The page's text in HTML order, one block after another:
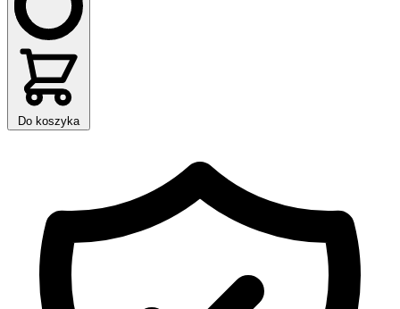
Do koszyka